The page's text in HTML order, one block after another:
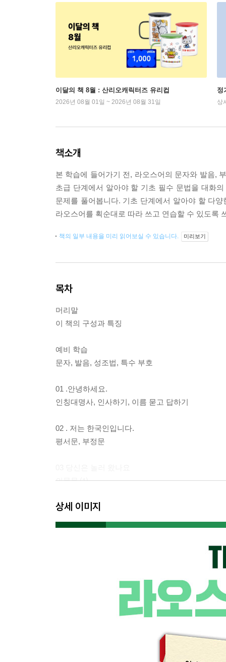
이달의 책 8월 : 산리오캐릭터즈 유리컵
2026년 08월 01일 ~ 2026년 08월 31일
정
상
책소개
본 학습에 들어가기 전, 라오스어의 문자와 발음,
초급 단계에서 알아야 할 기초 필수 문법을 대화
문제를 풀어봅니다. 기초 단계에서 알아야 할 다
라오스어를 획순대로 따라 쓰고 연습할 수 있도록
책의 일부 내용을 미리 읽어보실 수 있습니다. 미리보기
목차
머리말
이 책의 구성과 특징
예비 학습
문자, 발음, 성조법, 특수 부호
01 .안녕하세요.
인칭대명사, 인사하기, 이름 묻고 답하기
02 . 저는 한국인입니다.
평서문, 부정문
의문문 ⑴
04 이것은 무엇입니까
지시대명사, 지시형용사
상세 이미지